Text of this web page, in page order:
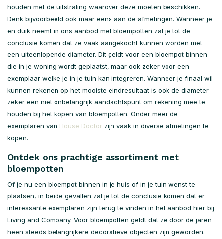
houden met de uitstraling waarover deze moeten beschikken.
Denk bijvoorbeeld ook maar eens aan de afmetingen. Wanneer je
en duik neemt in ons aanbod met bloempotten zal je tot de
conclusie komen dat ze vaak aangekocht kunnen worden met
een uiteenlopende diameter. Dit geldt voor een bloempot binnen
die in je woning wordt geplaatst, maar ook zeker voor een
exemplaar welke je in je tuin kan integreren. Wanneer je finaal wil
kunnen rekenen op het mooiste eindresultaat is ook de diameter
zeker een niet onbelangrijk aandachtspunt om rekening mee te
houden bij het kopen van bloempotten. Onder meer de
exemplaren van House Doctor zijn vaak in diverse afmetingen te
kopen.
Ontdek ons prachtige assortiment met
bloempotten
Of je nu een bloempot binnen in je huis of in je tuin wenst te
plaatsen, in beide gevallen zal je tot de conclusie komen dat er
interessante exemplaren zijn terug te vinden in het aanbod hier bij
Living and Company. Voor bloempotten geldt dat ze door de jaren
heen steeds belangrijkere decoratieve objecten zijn geworden.